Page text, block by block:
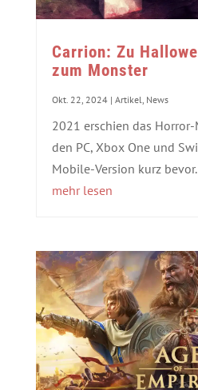
Carrion: Zu
zum Monster
Okt. 22, 2024| Artikel News
2021 erschien das
den PC, Xbox One und
Mobile-Version kurz bevor.
mehr lesen